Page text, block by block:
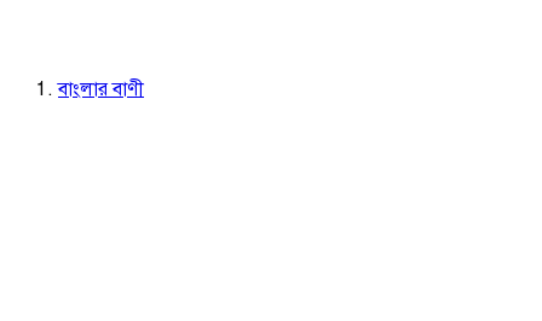
বাংলার বাণী